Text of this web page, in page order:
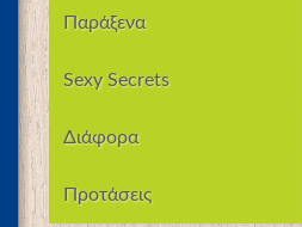
Παράξενα
Sexy Secrets
Διάφορα
Προτάσεις